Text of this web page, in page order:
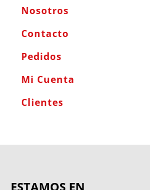
Nosotros
Contacto
Pedidos
Mi Cuenta
Clientes
ESTAMOS EN